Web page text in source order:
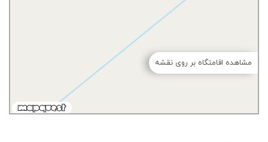
مشاهده اقامتگاه بر روی نقشه